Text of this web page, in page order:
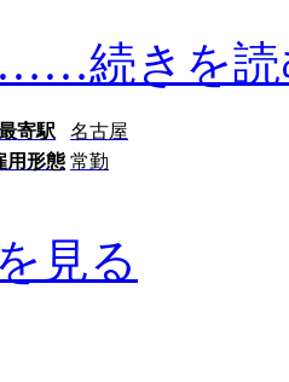
……続きを読
寄駅
名古屋
用形態 常勤
見る